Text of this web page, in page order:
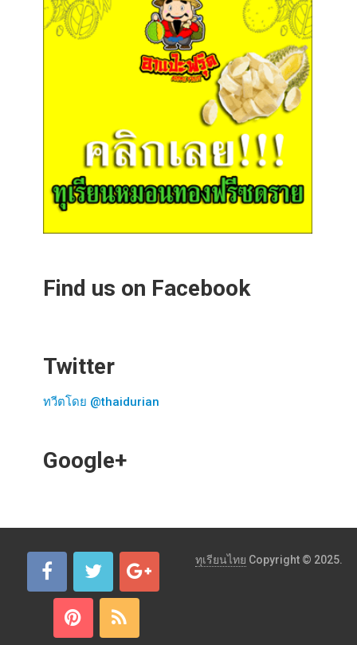
Find us on Facebook
Twitter
ทวีตโดย @thaidurian
Google+
ทุเรียนไทย Copyright © 2025.